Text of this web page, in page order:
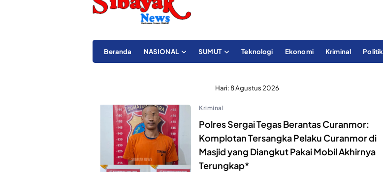
Beranda NASIONAL SUMUT Teknologi Ekonomi Kriminal Politik
Hari:8 Agustus 2026
Kriminal
Polres Sergai Tegas Berantas Curanmor:
Komplotan Tersangka Pelaku Curanmor di
Masjid yang Diangkut Pakai Mobil Akhirnya
Terungkap*